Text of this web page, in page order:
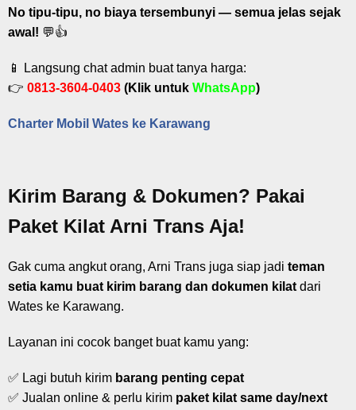
No tipu-tipu, no biaya tersembunyi — semua jelas sejak
awal! 💬👍
📱 Langsung chat admin buat tanya harga:
👉 0813-3604-0403 (Klik untuk WhatsApp)
Charter Mobil Wates ke Karawang
Kirim Barang & Dokumen? Pakai
Paket Kilat Arni Trans Aja!
Gak cuma angkut orang, Arni Trans juga siap jadi teman
setia kamu buat kirim barang dan dokumen kilatdari
Wates ke Karawang.
Layanan ini cocok banget buat kamu yang:
✅ Lagi butuh kirim barang penting cepat
✅ Jualan online & perlu kirim paket kilat same day/next